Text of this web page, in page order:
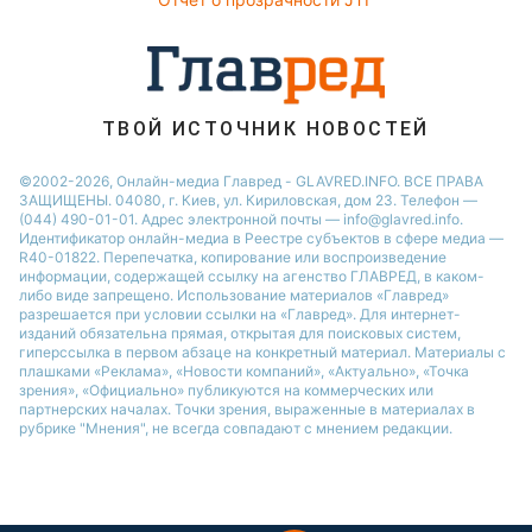
Новости Одессы
Новости Запорожья
ТВОЙ ИСТОЧНИК НОВОСТЕЙ
©2002-2026, Онлайн-медиа Главред - GLAVRED.INFO. ВСЕ ПРАВА
ЗАЩИЩЕНЫ. 04080, г. Киев, ул. Кириловская, дом 23. Телефон —
(044) 490-01-01. Адрес электронной почты — info@glavred.info.
Идентификатор онлайн-медиа в Реестре cубъектов в сфере медиа —
R40-01822. Перепечатка, копирование или воспроизведение
информации, содержащей ссылку на агенство ГЛАВРЕД, в каком-
либо виде запрещено. Использование материалов «Главред»
разрешается при условии ссылки на «Главред». Для интернет-
изданий обязательна прямая, открытая для поисковых систем,
гиперссылка в первом абзаце на конкретный материал. Материалы с
плашками «Реклама», «Новости компаний», «Актуально», «Точка
зрения», «Официально» публикуются на коммерческих или
партнерских началах. Точки зрения, выраженные в материалах в
рубрике "Мнения", не всегда совпадают с мнением редакции.